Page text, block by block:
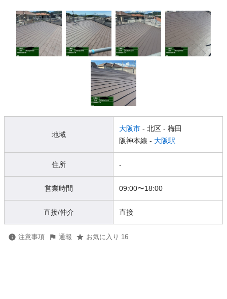
地域
大阪市 - 北区 - 梅田
阪神本線 - 大阪駅
住所 -
営業時間 09:00〜18:00
直接/仲介 直接
注意事項 通報 お気に入り 16